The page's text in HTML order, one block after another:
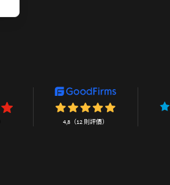
4,8（12 則評價）